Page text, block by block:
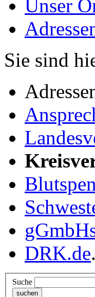
Unser
Sie sind
DRK.de.
Suche